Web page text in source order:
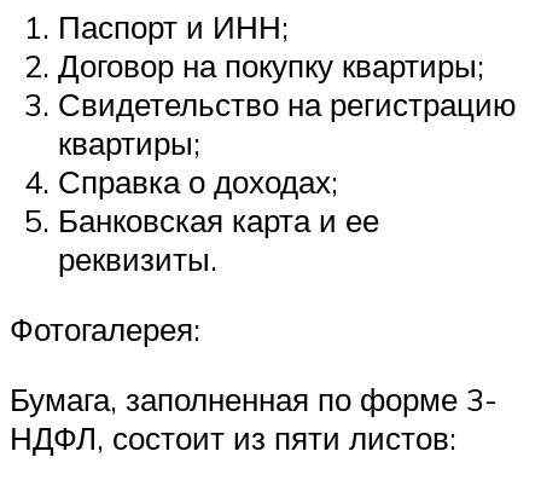
Паспорт и ИНН;
Договор на покупку квартиры;
Свидетельство на регистрацию
квартиры;
Справка о доходах;
Банковская карта и ее
реквизиты.
Фотогалерея:
Бумага, заполненная по форме 3-
НДФЛ, состоит из пяти листов: